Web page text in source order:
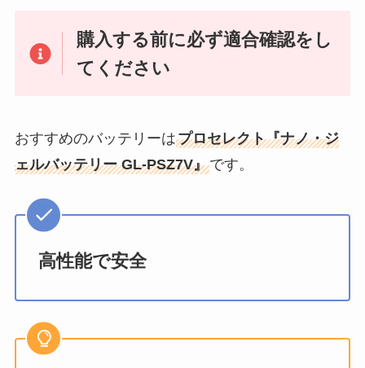
購入する前に必ず適合確認をし
てください
おすすめのバッテリーはプロセレクト『ナノ・ジ
ェルバッテリー GL-PSZ7V』です。
高性能で安全